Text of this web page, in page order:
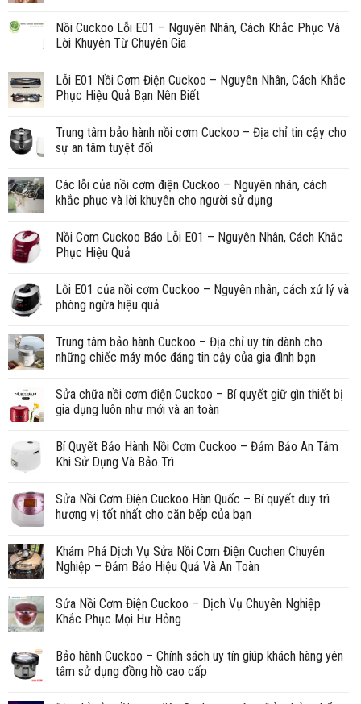
Nồi Cuckoo Lỗi E01 – Nguyên Nhân, Cách Khắc Phục Và
Lời Khuyên Từ Chuyên Gia
Lỗi E01 Nồi Cơm Điện Cuckoo – Nguyên Nhân, Cách Khắc
Phục Hiệu Quả Bạn Nên Biết
Trung tâm bảo hành nồi cơm Cuckoo – Địa chỉ tin cậy cho
sự an tâm tuyệt đối
Các lỗi của nồi cơm điện Cuckoo – Nguyên nhân, cách
khắc phục và lời khuyên cho người sử dụng
Nồi Cơm Cuckoo Báo Lỗi E01 – Nguyên Nhân, Cách Khắc
Phục Hiệu Quả
Lỗi E01 của nồi cơm Cuckoo – Nguyên nhân, cách xử lý và
phòng ngừa hiệu quả
Trung tâm bảo hành Cuckoo – Địa chỉ uy tín dành cho
những chiếc máy móc đáng tin cậy của gia đình bạn
Sửa chữa nồi cơm điện Cuckoo – Bí quyết giữ gìn thiết bị
gia dụng luôn như mới và an toàn
Bí Quyết Bảo Hành Nồi Cơm Cuckoo – Đảm Bảo An Tâm
Khi Sử Dụng Và Bảo Trì
Sửa Nồi Cơm Điện Cuckoo Hàn Quốc – Bí quyết duy trì
hương vị tốt nhất cho căn bếp của bạn
Khám Phá Dịch Vụ Sửa Nồi Cơm Điện Cuchen Chuyên
Nghiệp – Đảm Bảo Hiệu Quả Và An Toàn
Sửa Nồi Cơm Điện Cuckoo – Dịch Vụ Chuyên Nghiệp
Khắc Phục Mọi Hư Hỏng
Bảo hành Cuckoo – Chính sách uy tín giúp khách hàng yên
tâm sử dụng đồng hồ cao cấp